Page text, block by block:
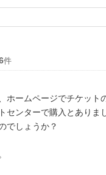
件
ームページでチケット
ンターで購入とありま
でしょうか？